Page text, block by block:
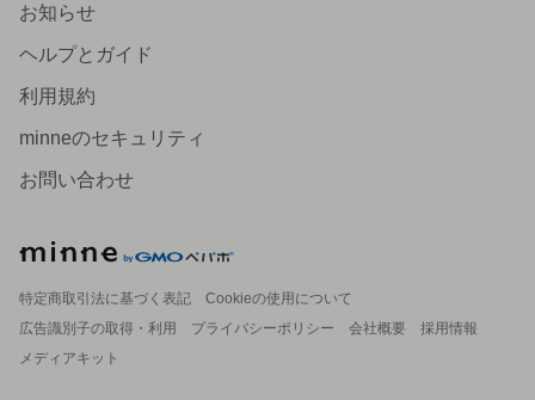
お知らせ
ヘルプとガイド
利用規約
minneのセキュリティ
お問い合わせ
特定商取引法に基づく表記
Cookieの使用について
広告識別子の取得・利用
プライバシーポリシー 会社概要
採用情報
メディアキット